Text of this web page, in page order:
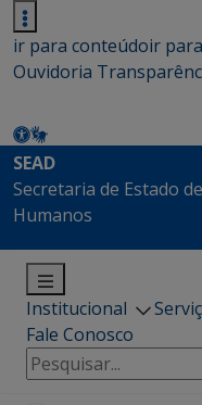
ir para conteúdoir
Ouvidoria
SEAD
Secretaria de Estado
Humanos
Institucional
Fale Conosco
Pesquisar
por: